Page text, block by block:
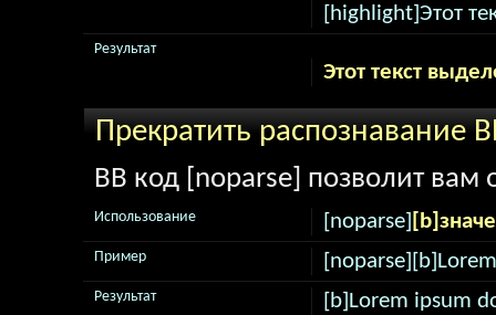
[highlight]Этот
Результат
Этот текст
Прекратить распознавание
BB код [noparse] позволит вам
[noparse]
Использование
Пример
[b]Lorem ipsum
Результат